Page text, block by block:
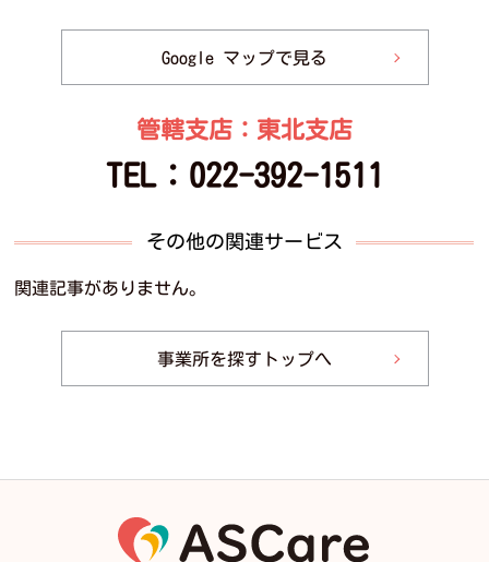
Google マップで見る
管轄支店：東北支店
TEL： 022-392-1511
その他の関連サービス
関連記事がありません。
事業所を探すトップへ